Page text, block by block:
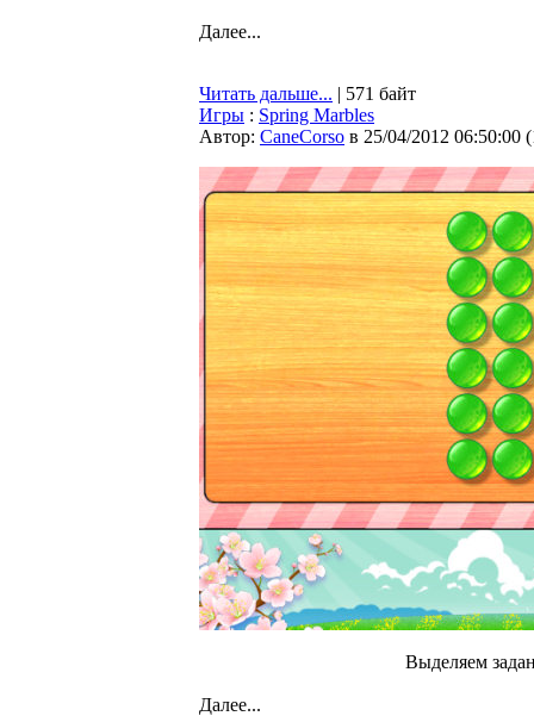
Далее...
Читать дальше... | 571 байт
Игры : Spring Marbles
Автор: CaneCorso в 25/04/2012 06:50:00 (
Выделяем
Далее...